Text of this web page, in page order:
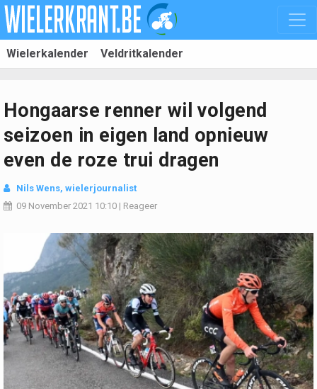
Wielerkalender Veldritkalender
Hongaarse renner wil volgend
seizoen in eigen land opnieuw
even de roze trui dragen
Nils Wens, wielerjournalist
09 November 2021 10:10 | Reageer